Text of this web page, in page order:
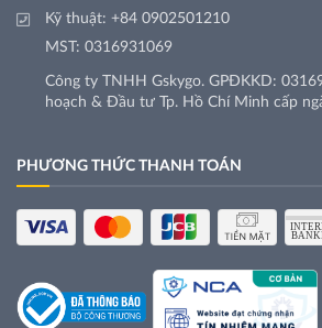
Kỹ thuật: +84 0902501210
MST: 0316931069
Công ty TNHH Gskygo. GPĐKKD:
hoạch & Đầu tư Tp. Hồ Chí Minh cấp
PHƯƠNG THỨC THANH TOÁN